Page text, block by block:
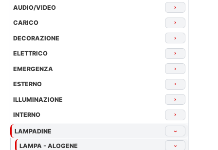
AUDIO/VIDEO ›
CARICO ›
DECORAZIONE ›
ELETTRICO ›
EMERGENZA ›
ESTERNO ›
ILLUMINAZIONE ›
INTERNO ›
LAMPADINE ›
LAMPA - ALOGENE ›